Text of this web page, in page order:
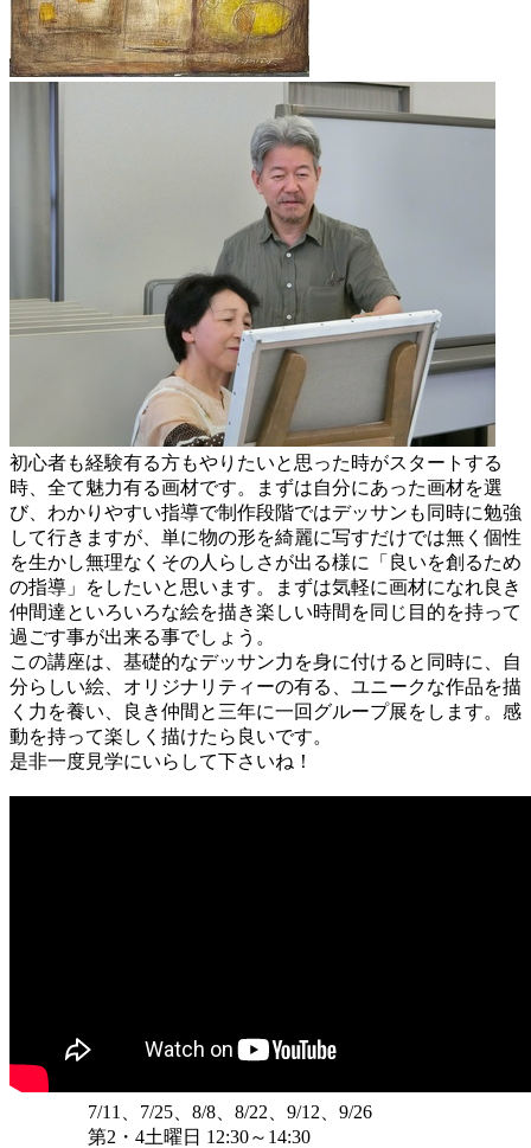
初心者も経験有る方もやりたいと思った時がスタートする
時、全て魅力有る画材です。まずは自分にあった画材を選
び、わかりやすい指導で制作段階ではデッサンも同時に勉強
して行きますが、単に物の形を綺麗に写すだけでは無く個性
を生かし無理なくその人らしさが出る様に「良いを創るため
の指導」をしたいと思います。まずは気軽に画材になれ良き
仲間達といろいろな絵を描き楽しい時間を同じ目的を持って
過ごす事が出来る事でしょう。
この講座は、基礎的なデッサン力を身に付けると同時に、自
分らしい絵、オリジナリティーの有る、ユニークな作品を描
く力を養い、良き仲間と三年に一回グループ展をします。感
動を持って楽しく描けたら良いです。
是非一度見学にいらして下さいね！
7/11、7/25、8/8、8/22、9/12、9/26
第2・4土曜日 12:30～14:30